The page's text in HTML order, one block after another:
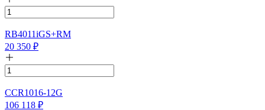
RB4011iGS+RM
20 350 ₽
CCR1016-12G
106 118 ₽